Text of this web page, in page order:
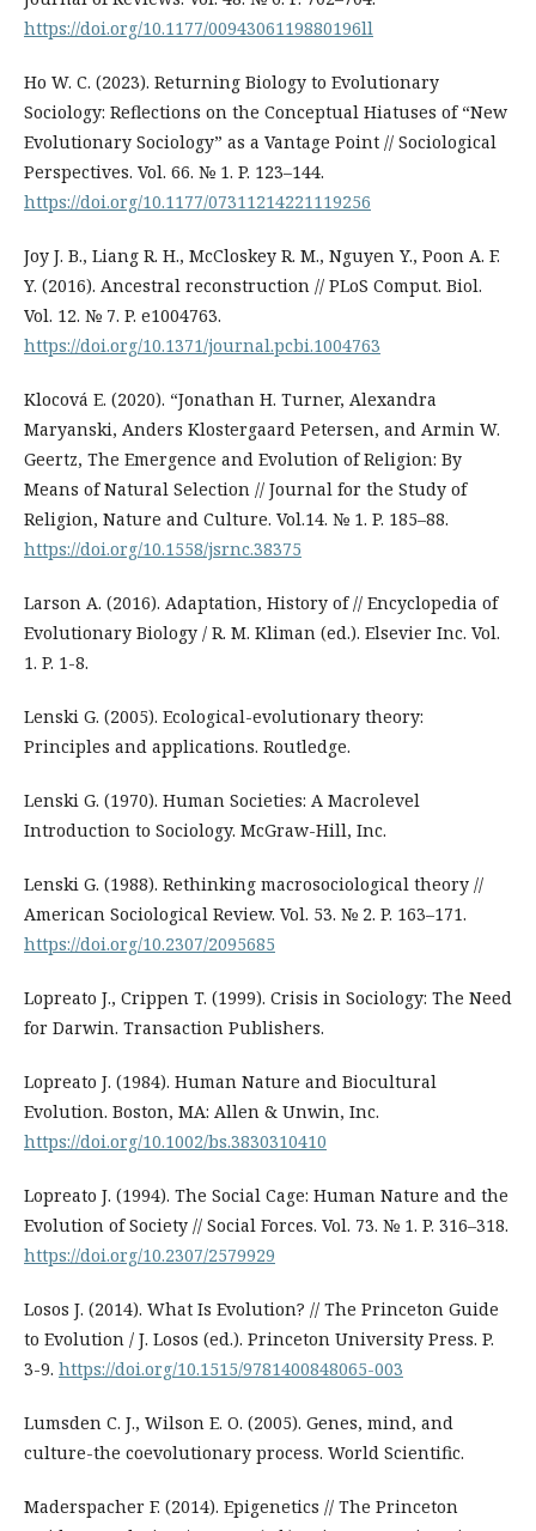
https://doi.org/10.1177/0094306119880196ll
Ho W. C. (2023). Returning Biology to Evolutionary
Sociology: Reflections on the Conceptual Hiatuses of “New
Evolutionary Sociology” as a Vantage Point // Sociological
Perspectives. Vol. 66. № 1. P. 123–144.
https://doi.org/10.1177/07311214221119256
Joy J. B., Liang R. H., McCloskey R. M., Nguyen Y., Poon A. F.
Y. (2016). Ancestral reconstruction // PLoS Comput. Biol.
Vol. 12. № 7. P. e1004763.
https://doi.org/10.1371/journal.pcbi.1004763
Klocová E. (2020). “Jonathan H. Turner, Alexandra
Maryanski, Anders Klostergaard Petersen, and Armin W.
Geertz, The Emergence and Evolution of Religion: By
Means of Natural Selection // Journal for the Study of
Religion, Nature and Culture. Vol.14. № 1. P. 185–88.
https://doi.org/10.1558/jsrnc.38375
Larson A. (2016). Adaptation, History of // Encyclopedia of
Evolutionary Biology / R. M. Kliman (ed.). Elsevier Inc. Vol.
1. P. 1-8.
Lenski G. (2005). Ecological-evolutionary theory:
Principles and applications. Routledge.
Lenski G. (1970). Human Societies: A Macrolevel
Introduction to Sociology. McGraw-Hill, Inc.
Lenski G. (1988). Rethinking macrosociological theory //
American Sociological Review. Vol. 53. № 2. P. 163–171.
https://doi.org/10.2307/2095685
Lopreato J., Crippen T. (1999). Crisis in Sociology: The Need
for Darwin. Transaction Publishers.
Lopreato J. (1984). Human Nature and Biocultural
Evolution. Boston, MA: Allen & Unwin, Inc.
https://doi.org/10.1002/bs.3830310410
Lopreato J. (1994). The Social Cage: Human Nature and the
Evolution of Society // Social Forces. Vol. 73. № 1. P. 316–318.
https://doi.org/10.2307/2579929
Losos J. (2014). What Is Evolution? // The Princeton Guide
to Evolution / J. Losos (ed.). Princeton University Press. P.
3-9. https://doi.org/10.1515/9781400848065-003
Lumsden C. J., Wilson E. O. (2005). Genes, mind, and
culture-the coevolutionary process. World Scientific.
Maderspacher F. (2014). Epigenetics // The Princeton